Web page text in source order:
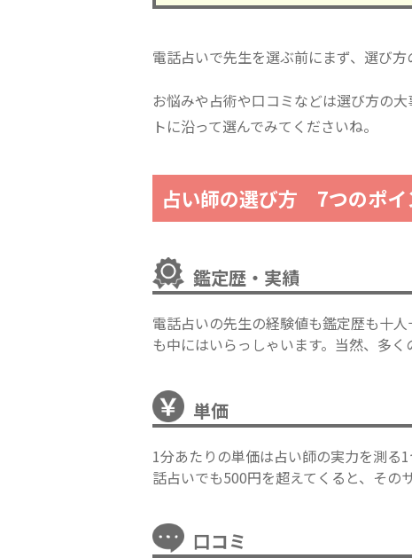
電話占いで先生を選ぶ前にまず、選び
お悩みや占術や口コミなどは選び方の
トに沿って選んでみてくださいね。
占い師の選び方 7つのポイ
鑑定歴・実績
電話占いの先生の経験値も鑑定歴も十
も中にはいらっしゃいます。当然、多
単価
1分あたりの単価は占い師の実力を測る
話占いでも500円を超えてくると、その
口コミ